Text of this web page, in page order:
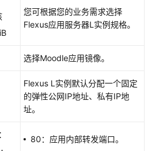
您可根据您的业务需求选择
Flexus应用服务器L实例规格。
选择Moodle应用镜像。
Flexus L实例默认分配一个固定
的弹性公网IP地址、私有IP地
址。
80：应用内部转发端口。